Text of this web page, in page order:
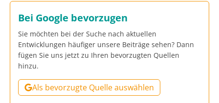
Bei Google bevorzugen
Sie möchten bei der Suche nach aktuellen
Entwicklungen häufiger unsere Beiträge sehen? Dann
fügen Sie uns jetzt zu Ihren bevorzugten Quellen
hinzu.
Als bevorzugte Quelle auswählen